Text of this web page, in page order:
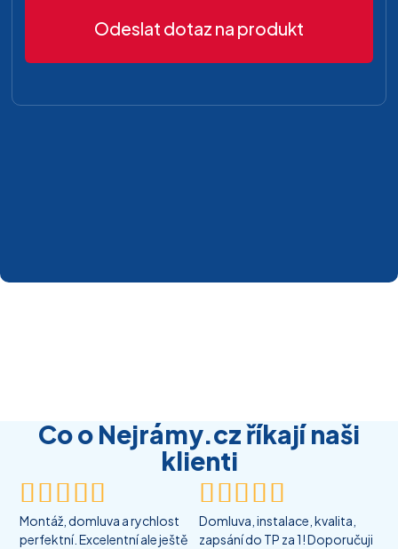
Odeslat dotaz na produkt
Co o Nejrámy.cz říkají naši
klienti

Montáž, domluva a rychlost
perfektní. Excelentní ale ještě

Domluva, instalace, kvalita,
zapsání do TP za 1! Doporučuji